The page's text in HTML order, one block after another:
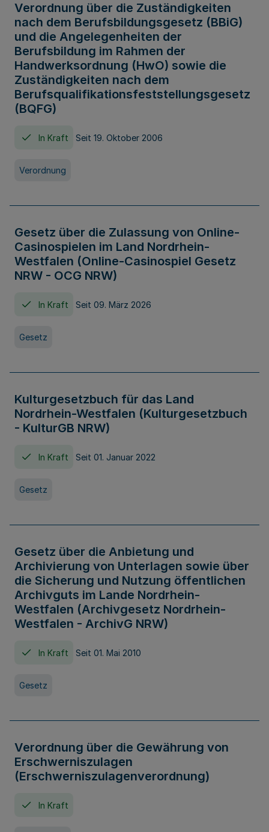
Verordnung über die Zuständigkeiten
nach dem Berufsbildungsgesetz (BBiG)
und die Angelegenheiten der
Berufsbildung im Rahmen der
Handwerksordnung (HwO) sowie die
Zuständigkeiten nach dem
Berufsqualifikationsfeststellungsgesetz
(BQFG)
In Kraft Seit 19. Oktober 2006
Verordnung
Gesetz über die Zulassung von Online-
Casinospielen im Land Nordrhein-
Westfalen (Online-Casinospiel Gesetz
NRW - OCG NRW)
In Kraft Seit 09. März 2026
Gesetz
Kulturgesetzbuch für das Land
Nordrhein-Westfalen (Kulturgesetzbuch
- KulturGB NRW)
In Kraft Seit 01. Januar 2022
Gesetz
Gesetz über die Anbietung und
Archivierung von Unterlagen sowie über
die Sicherung und Nutzung öffentlichen
Archivguts im Lande Nordrhein-
Westfalen (Archivgesetz Nordrhein-
Westfalen - ArchivG NRW)
In Kraft Seit 01. Mai 2010
Gesetz
Verordnung über die Gewährung von
Erschwerniszulagen
(Erschwerniszulagenverordnung)
In Kraft